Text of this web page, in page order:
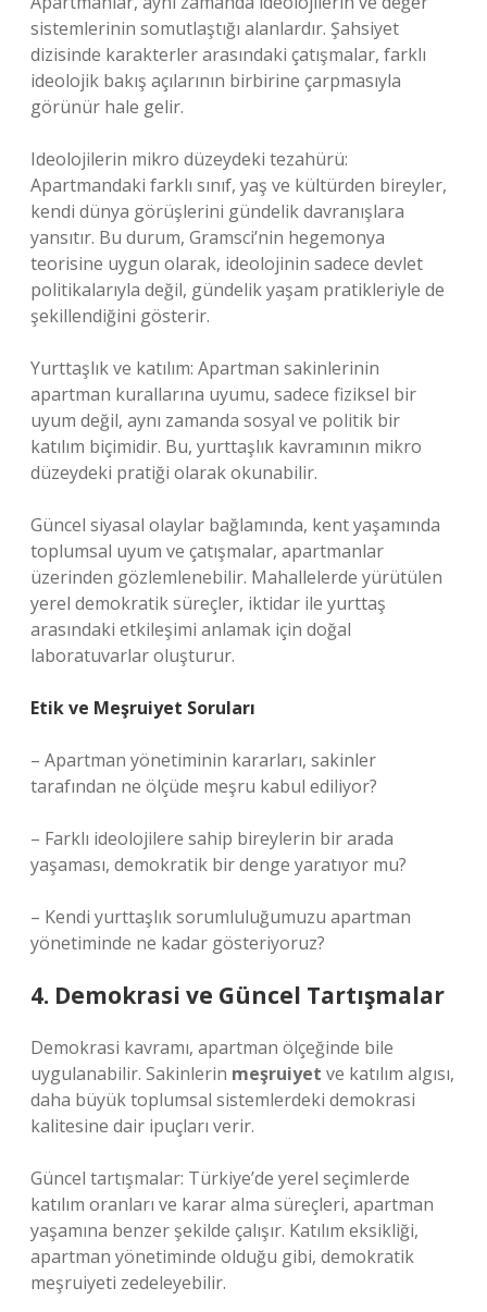
sistemlerinin somutlaştığı alanlardır. Şahsiyet
dizisinde karakterler arasındaki çatışmalar, farklı
ideolojik bakış açılarının birbirine çarpmasıyla
görünür hale gelir.
Ideolojilerin mikro düzeydeki tezahürü:
Apartmandaki farklı sınıf, yaş ve kültürden bireyler,
kendi dünya görüşlerini gündelik davranışlara
yansıtır. Bu durum, Gramsci’nin hegemonya
teorisine uygun olarak, ideolojinin sadece devlet
politikalarıyla değil, gündelik yaşam pratikleriyle de
şekillendiğini gösterir.
Yurttaşlık ve katılım: Apartman sakinlerinin
apartman kurallarına uyumu, sadece fiziksel bir
uyum değil, aynı zamanda sosyal ve politik bir
katılım biçimidir. Bu, yurttaşlık kavramının mikro
düzeydeki pratiği olarak okunabilir.
Güncel siyasal olaylar bağlamında, kent yaşamında
toplumsal uyum ve çatışmalar, apartmanlar
üzerinden gözlemlenebilir. Mahallelerde yürütülen
yerel demokratik süreçler, iktidar ile yurttaş
arasındaki etkileşimi anlamak için doğal
laboratuvarlar oluşturur.
Etik ve Meşruiyet Soruları
– Apartman yönetiminin kararları, sakinler
tarafından ne ölçüde meşru kabul ediliyor?
– Farklı ideolojilere sahip bireylerin bir arada
yaşaması, demokratik bir denge yaratıyor mu?
– Kendi yurttaşlık sorumluluğumuzu apartman
yönetiminde ne kadar gösteriyoruz?
4. Demokrasi ve Güncel Tartışmalar
Demokrasi kavramı, apartman ölçeğinde bile
uygulanabilir. Sakinlerin meşruiyet ve katılım algısı,
daha büyük toplumsal sistemlerdeki demokrasi
kalitesine dair ipuçları verir.
Güncel tartışmalar: Türkiye’de yerel seçimlerde
katılım oranları ve karar alma süreçleri, apartman
yaşamına benzer şekilde çalışır. Katılım eksikliği,
apartman yönetiminde olduğu gibi, demokratik
meşruiyeti zedeleyebilir.